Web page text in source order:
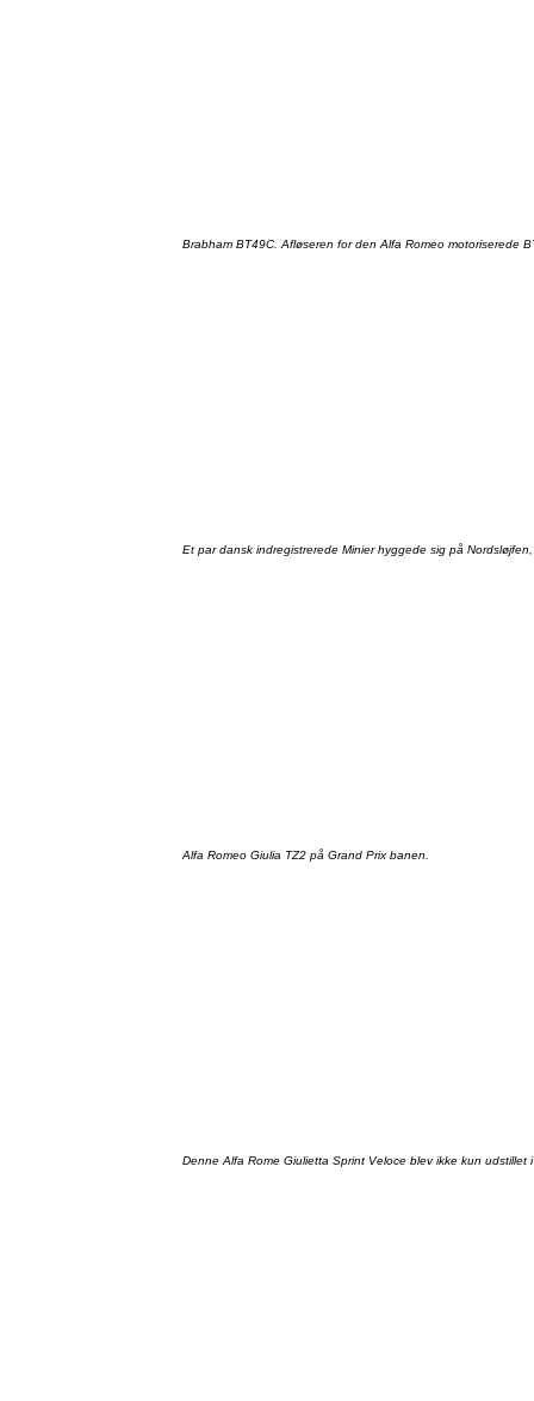
Brabham BT49C.Afløseren for den Alfa Romeo motoriserede
Et pardansk indregistrerede Minier hyggedesig på Nordsløjfen
Alfa Romeo Giulia TZ2 påGrand Prix banen.
DenneAlfa Rome GiuliettaSprint Veloce blev ikkekun udstilleti